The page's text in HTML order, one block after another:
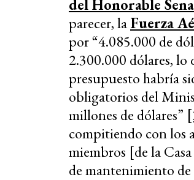
del Honorable
parecer, laFuerza
por “4.085.000 de
2.300.000 dólares, lo
presupuesto habría
obligatorios del
millones de dólares”
compitiendo con los
miembros [de la
de mantenimiento de